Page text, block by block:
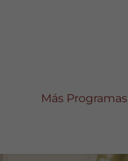
Más Programas